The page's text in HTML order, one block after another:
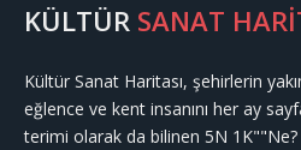
KÜLTÜR SANAT
Kültür Sanat Haritası, şehirlerin
eğlence ve kent insanını her ay
terimi olarak da bilinen 5N 1K""Ne?